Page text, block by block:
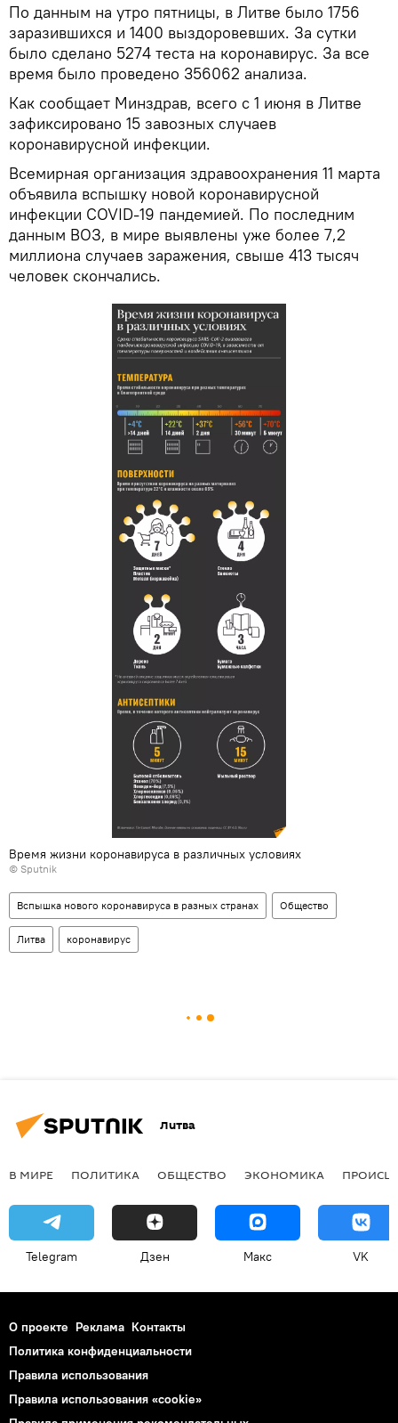
По данным на утро пятницы, в Литве было 1756
заразившихся и 1400 выздоровевших. За сутки
было сделано 5274 теста на коронавирус. За все
время было проведено 356062 анализа.
Как сообщает Минздрав, всего с 1 июня в Литве
зафиксировано 15 завозных случаев
коронавирусной инфекции.
Всемирная организация здравоохранения 11 марта
объявила вспышку новой коронавирусной
инфекции COVID-19 пандемией. По последним
данным ВОЗ, в мире выявлены уже более 7,2
миллиона случаев заражения, свыше 413 тысяч
человек скончались.
Время жизни коронавируса в различных условиях
© Sputnik
Вспышка нового коронавируса в разных странах Общество
Литва коронавирус
Литва
В МИРЕ ПОЛИТИКА ОБЩЕСТВО ЭКОНОМИКА
Telegram Дзен Макс VK
О проекте Реклама Контакты
Политика конфиденциальности
Правила использования
Правила использования «cookie»